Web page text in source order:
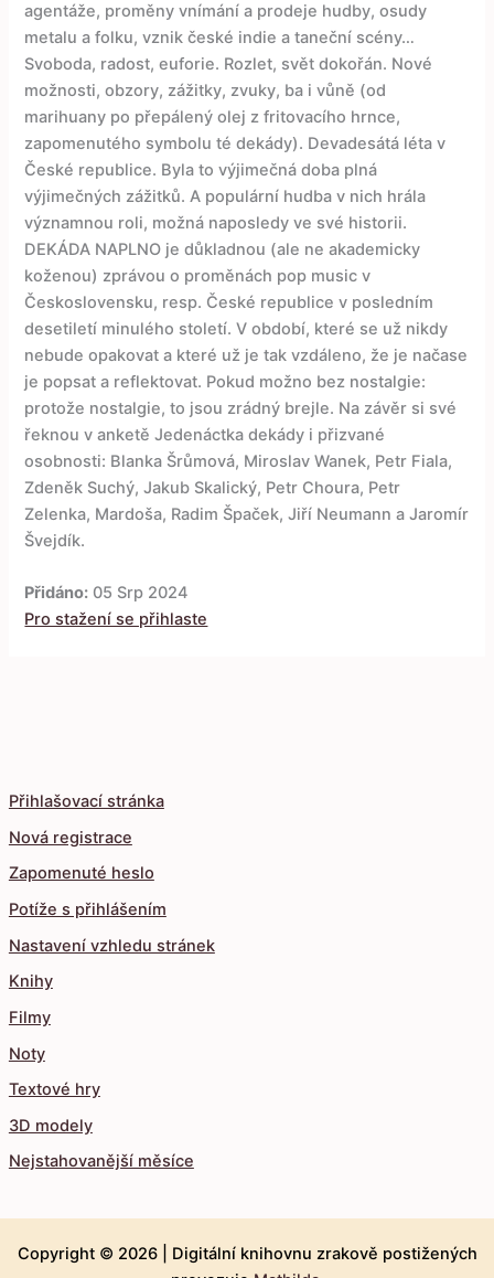
Přihlašovací stránka
Nová registrace
Zapomenuté heslo
Potíže s přihlášením
Nastavení vzhledu stránek
Knihy
Filmy
Noty
Textové hry
3D modely
Nejstahovanější měsíce
agentáže, proměny vnímání a prodeje hudby, osudy
metalu a folku, vznik české indie a taneční scény…
Svoboda, radost, euforie. Rozlet, svět dokořán. Nové
možnosti, obzory, zážitky, zvuky, ba i vůně (od
marihuany po přepálený olej z fritovacího hrnce,
zapomenutého symbolu té dekády). Devadesátá léta v
České republice. Byla to výjimečná doba plná
výjimečných zážitků. A populární hudba v nich hrála
významnou roli, možná naposledy ve své historii.
DEKÁDA NAPLNO je důkladnou (ale ne akademicky
koženou) zprávou o proměnách pop music v
Československu, resp. České republice v posledním
desetiletí minulého století. V období, které se už nikdy
nebude opakovat a které už je tak vzdáleno, že je načase
je popsat a reflektovat. Pokud možno bez nostalgie:
protože nostalgie, to jsou zrádný brejle. Na závěr si své
řeknou v anketě Jedenáctka dekády i přizvané
osobnosti: Blanka Šrůmová, Miroslav Wanek, Petr Fiala,
Zdeněk Suchý, Jakub Skalický, Petr Choura, Petr
Zelenka, Mardoša, Radim Špaček, Jiří Neumann a Jaromír
Švejdík.
Přidáno: 05 Srp 2024
Pro stažení se přihlaste
Copyright © 2026 | Digitální knihovnu zrakově postižených